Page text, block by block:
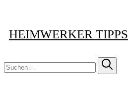
HEIMWERKER TIPPS
Suchen
nach: